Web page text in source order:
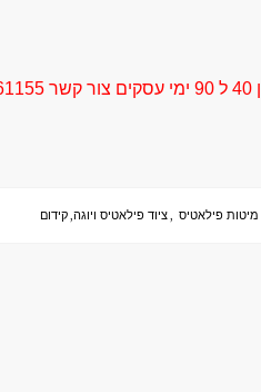
מיטות פילאטיס ,ציוד פילאטיס ויוגה,קידום